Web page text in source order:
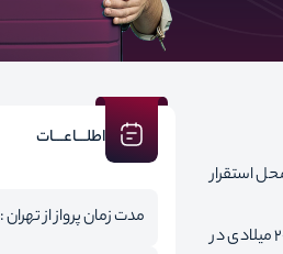
استقرار
دومین شهر بزرگ روسیه پس از مسکو است. سنت پترزبورگ در ساحل خلیج فلاند قرار دارد و رود نوا نیز از این شهر می‌گذرد. در سرشماری سال 2021 میلادی در
اطلـــاعـــات
مدت زمان پرواز از تهران :